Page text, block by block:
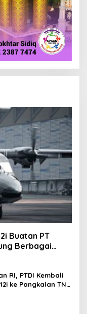
Buatan PT
Berbagai
RI, PTDI Kembali
ke Pangkalan TNI